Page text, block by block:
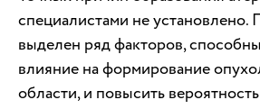
специалистами не
выделен ряд факторов,
влияние на формирование
области, и повысить